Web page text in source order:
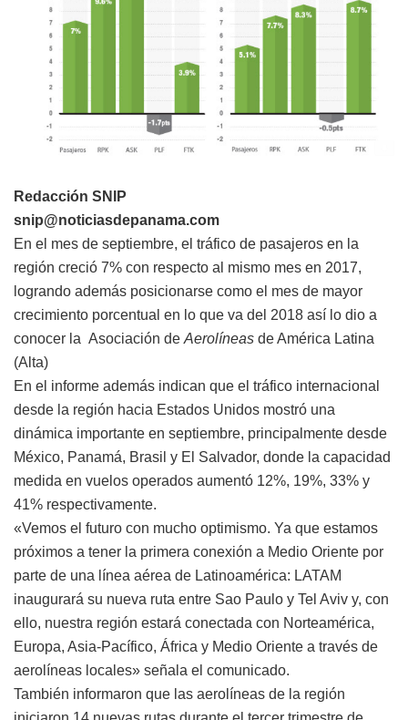
Redacción SNIP
snip@noticiasdepanama.com
En el mes de septiembre, el tráfico de pasajeros en la
región creció 7% con respecto al mismo mes en 2017,
logrando además posicionarse como el mes de mayor
crecimiento porcentual en lo que va del 2018 así lo dio a
conocer la Asociación de Aerolíneas de América Latina
(Alta)
En el informe además indican que el tráfico internacional
desde la región hacia Estados Unidos mostró una
dinámica importante en septiembre, principalmente desde
México, Panamá, Brasil y El Salvador, donde la capacidad
medida en vuelos operados aumentó 12%, 19%, 33% y
41% respectivamente.
«Vemos el futuro con mucho optimismo. Ya que estamos
próximos a tener la primera conexión a Medio Oriente por
parte de una línea aérea de Latinoamérica: LATAM
inaugurará su nueva ruta entre Sao Paulo y Tel Aviv y, con
ello, nuestra región estará conectada con Norteamérica,
Europa, Asia-Pacífico, África y Medio Oriente a través de
aerolíneas locales» señala el comunicado.
También informaron que las aerolíneas de la región